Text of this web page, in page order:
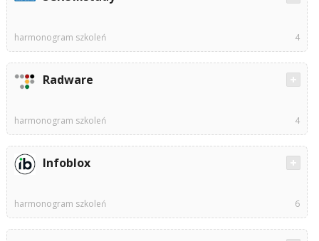
harmonogram szkoleń 4
Radware
harmonogram szkoleń 4
Infoblox
harmonogram szkoleń 6